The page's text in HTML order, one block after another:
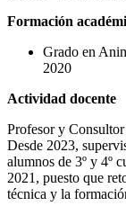
Formación
Grado en
2020
Actividad docente
Profesor y
Desde 2023,
alumnos de 3º y 4º
2021, puesto que
técnica y la